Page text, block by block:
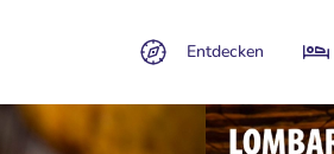
Entdecken